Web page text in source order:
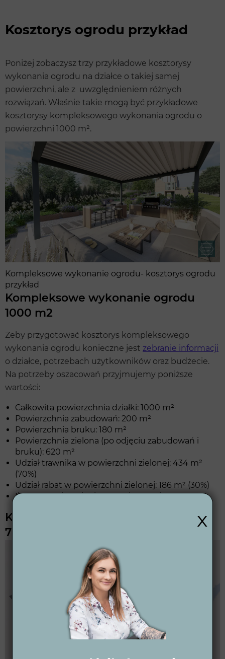
Kosztorys ogrodu przykład
Poniżej zobaczysz trzy przykładowe kosztorysy
wykonania ogrodu na działce o takiej samej
powierzchni, ale z uwzględnieniem różnych
rozwiązań. Właśnie takie mogą być przykładowe
kosztorysy kompleksowego wykonania ogrodu o
powierzchni 1000 m².
Kompleksowe wykonanie ogrodu- kosztorys ogrodu
przykład
Kompleksowe wykonanie ogrodu
1000 m2
Żeby przygotować kosztorys kompleksowego
wykonania ogrodu konieczne jest zebranie informacji
o działce, potrzebach użytkowników oraz budżecie.
Na potrzeby oszacowań przyjmujemy poniższe
wartości:
Całkowita powierzchnia działki: 1000 m²
Powierzchnia zabudowań: 200 m²
Powierzchnia bruku: 180 m²
Powierzchnia zielona (po odjęciu zabudowań i
bruku): 620 m²
Udział trawnika w powierzchni zielonej: 434 m²
(70%)
Udział rabat w powierzchni zielonej: 186 m² (30%)
Ilość potrzebnych obrzeży: ok 124 mb
Kosztorys ogrodu budżetowego
70000-150000 zł
x